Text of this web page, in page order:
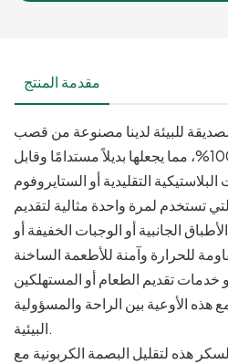
مقدمة المنتج
للبيئة لدينا مصنوعة من قصب
السكر الطبيعي بنسبة 100%، مما يجعلها بديلاً مستدامًا وقابل
تستخدم لمرة واحدة مثالية لتقديم
الجانبية أو الوجبات الخفيفة أو
للحرارة وآمنة للأطعمة الساخنة
خدمات تقديم الطعام أو المستهلكين
هذه الأوعية بين الراحة والمسؤولية
البيئية.
هذه لتقليل البصمة الكربونية مع